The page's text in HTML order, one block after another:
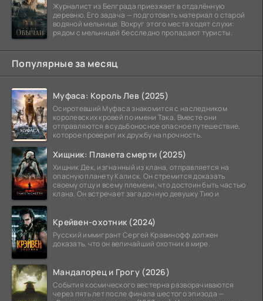
Журналист из Белграда приезжает в отдалённую
деревню. Его задача — подготовить материал о старой
водяной мельнице. Вокруг этого места ходят слухи:
рядом с мельницей бесследно пропадают туристы.
Популярные за месяц
Муфаса: Король Лев (2025)
Осиротевший Муфаса знакомится с наследником
королевских кровей по имени Така. Вместе они
отправляются в судьбоносное опасное путешествие,
которое проверит их дружбу на прочность.
Хищник: Планета смерти (2025)
Хищник Дек, изгнанный из клана, отправляется на
опасную планету Калиск. Он стремится доказать
своему отцу и всему племени, что достоин быть частью
клана. Он встречает загадочную девушку Тию и
Крейвен-охотник (2024)
Русский иммигрант Сергей Кравинофф должен
доказать, что он величайший охотник в мире.
Мандалорец и Грогу (2026)
События космического вестерна разворачиваются
через пять лет после финала шестого эпизода —